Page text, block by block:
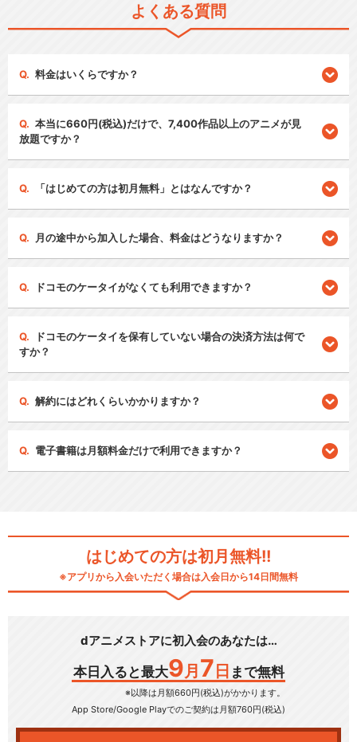
よくある質問
料金はいくらですか？
本当に660円(税込)だけで、7,400作品以上のアニメが見
放題ですか？
「はじめての方は初月無料」とはなんですか？
月の途中から加入した場合、料金はどうなりますか？
ドコモのケータイがなくても利用できますか？
ドコモのケータイを保有していない場合の決済方法は何で
すか？
解約にはどれくらいかかりますか？
電子書籍は月額料金だけで利用できますか？
はじめての方は初月無料!!
※アプリから入会いただく場合は入会日から14日間無料
dアニメストアに初入会のあなたは…
本日入ると最大9 月 7 日 まで無料
※以降は月額660円(税込)がかかります。
App Store/Google Playでのご契約は月額760円(税込)